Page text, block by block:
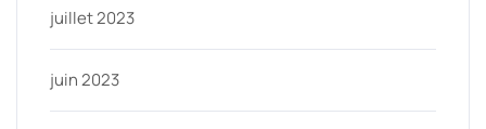
juillet 2023
juin 2023